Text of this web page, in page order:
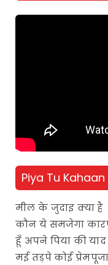
Piya Tu
मील के जुदाइ क्या है
कौन ये समजेगा
हूँ अपने पिया की याद
मई तड़पे कोई